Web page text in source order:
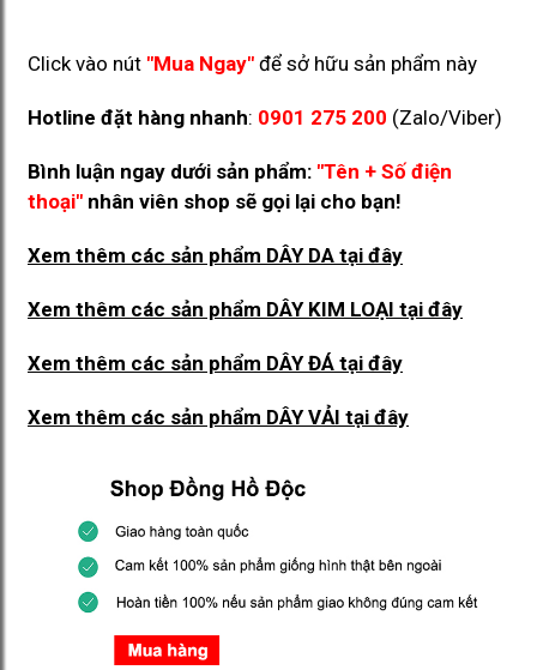
Click vào nút "Mua Ngay" để sở hữu sản phẩm này
Hotline đặt hàng nhanh: 0901 275 200 (Zalo/Viber)
Bình luận ngay dưới sản phẩm: "Tên + Số điện
thoại" nhân viên shop sẽ gọi lại cho bạn!
Xem thêm các sản phẩm DÂY DA tại đây
Xem thêm các sản phẩm DÂY KIM LOẠI tại đây
Xem thêm các sản phẩm DÂY ĐÁ tại đây
Xem thêm các sản phẩm DÂY VẢI tại đây